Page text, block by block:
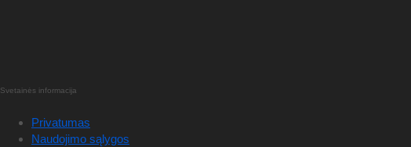
Svetainės informacija
Privatumas
Naudojimo sąlygos